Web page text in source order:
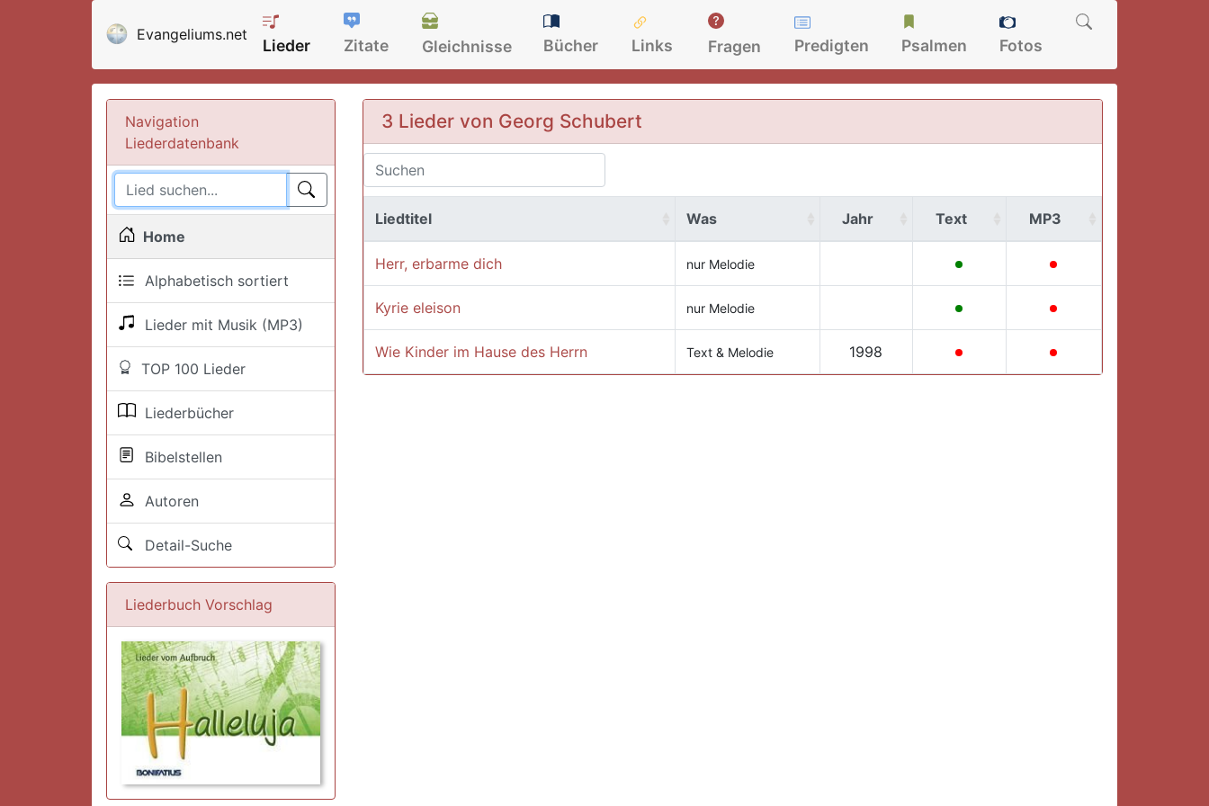
Evangeliums.net
Lieder Zitate Gleichnisse Bücher Links Fragen Predigten Psalmen Fotos
Navigation
Liederdatenbank
Home
Alphabetisch sortiert
Lieder mit Musik (MP3)
TOP 100 Lieder
Liederbücher
Bibelstellen
Autoren
Detail-Suche
Liederbuch Vorschlag
3 Lieder von Georg Schubert
Liedtitel Was Jahr Text MP3
Herr, erbarme dich nur Melodie
Kyrie eleison nur Melodie
Wie Kinder im Hause des Herrn Text & Melodie 1998